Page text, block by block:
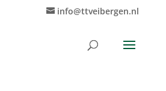
info@ttveibergen.nl